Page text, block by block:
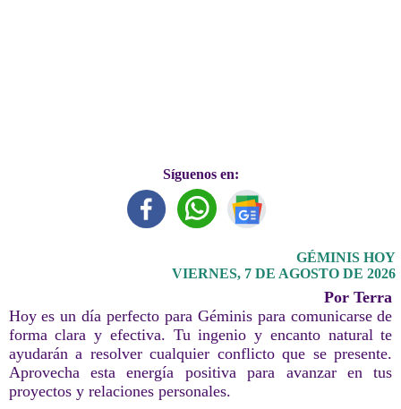
Síguenos en:
GÉMINIS HOY
VIERNES, 7 DE AGOSTO DE 2026
Por Terra
Hoy es un día perfecto para Géminis para comunicarse de
forma clara y efectiva. Tu ingenio y encanto natural te
ayudarán a resolver cualquier conflicto que se presente.
Aprovecha esta energía positiva para avanzar en tus
proyectos y relaciones personales.